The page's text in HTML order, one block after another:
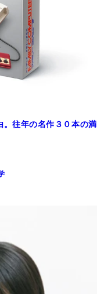
。往年の名作３０本の満